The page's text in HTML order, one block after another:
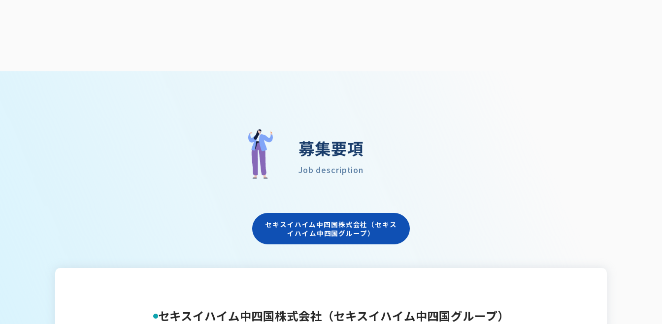
募集要項
Job description
セキスイハイム中四国株式会社（セキス
イハイム中四国グループ）
セキスイハイム中四国株式会社（セキスイハイム中四国グループ）